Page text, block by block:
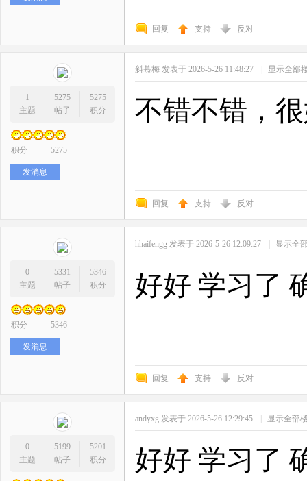
回复 支持 反对
1
主题
5275
帖子
5275
积分
积分 5275
发消息
斜慕梅 发表于 2026-5-26 11:48:27 | 显示全部
不错不错，
回复 支持 反对
0
主题
5331
帖子
5346
积分
积分 5346
发消息
hhaifengg 发表于 2026-5-26 12:09:27 | 显示全
好好 学习了
回复 支持 反对
0
主题
5199
帖子
5201
积分
andyxg 发表于 2026-5-26 12:29:45 | 显示全部
好好 学习了